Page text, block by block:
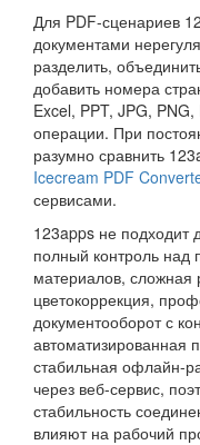
Для PDF-сценариев
документами
разделить,
добавить номера
Excel, PPT, JPG,
операции. При
разумно сравнить
Icecream PDF
сервисами.
123apps не подходит
полный контроль над
материалов, сложная
цветокоррекция,
документооборот с
автоматизированная
стабильная офлайн-
через веб-сервис,
стабильность
влияют на рабочий